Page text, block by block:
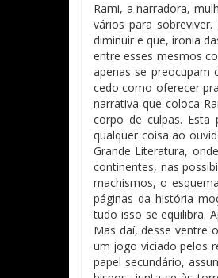
Rami, a narradora,
vários para
diminuir e que, ironia
entre esses mesmos
apenas se preocupam
cedo como oferecer
narrativa que coloca
corpo de culpas. Esta
qualquer coisa ao
Grande Literatura,
continentes, nas
machismos, o
páginas da história
tudo isso se equilibra.
Mas daí, desse ventre
um jogo viciado pelos
papel secundário,